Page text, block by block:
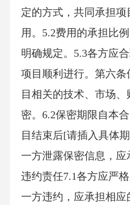
定的方式，共同承担
用。5.2费用的承担比
明确规定。5.3各方应
项目顺利进行。第六条
目相关的技术、市场
密。6.2保密期限自本
目结束后[请插入具体
一方泄露保密信息，
违约责任7.1各方应严
一方违约，应承担相